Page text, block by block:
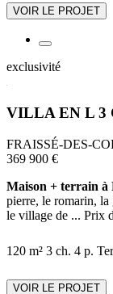
VOIR LE PROJET
exclusivité
VILLA EN L 3
FRAISSÉ-DES-
369 900 €
Maison + terrain à
pierre, le romarin, la
le village de ... Prix
120 m² 3 ch. 4 p.
VOIR LE PROJET